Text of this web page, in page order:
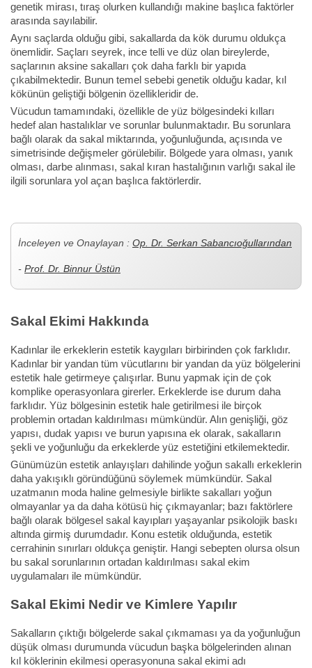
genetik mirası, tıraş olurken kullandığı makine başlıca faktörler
arasında sayılabilir.
Aynı saçlarda olduğu gibi, sakallarda da kök durumu oldukça
önemlidir. Saçları seyrek, ince telli ve düz olan bireylerde,
saçlarının aksine sakalları çok daha farklı bir yapıda
çıkabilmektedir. Bunun temel sebebi genetik olduğu kadar, kıl
kökünün geliştiği bölgenin özellikleridir de.
Vücudun tamamındaki, özellikle de yüz bölgesindeki kılları
hedef alan hastalıklar ve sorunlar bulunmaktadır. Bu sorunlara
bağlı olarak da sakal miktarında, yoğunluğunda, açısında ve
simetrisinde değişmeler görülebilir. Bölgede yara olması, yanık
olması, darbe alınması, sakal kıran hastalığının varlığı sakal ile
ilgili sorunlara yol açan başlıca faktörlerdir.
İnceleyen ve Onaylayan : Op. Dr. Serkan Sabancıoğullarından
- Prof. Dr. Binnur Üstün
Sakal Ekimi Hakkında
Kadınlar ile erkeklerin estetik kaygıları birbirinden çok farklıdır.
Kadınlar bir yandan tüm vücutlarını bir yandan da yüz bölgelerini
estetik hale getirmeye çalışırlar. Bunu yapmak için de çok
komplike operasyonlara girerler. Erkeklerde ise durum daha
farklıdır. Yüz bölgesinin estetik hale getirilmesi ile birçok
problemin ortadan kaldırılması mümkündür. Alın genişliği, göz
yapısı, dudak yapısı ve burun yapısına ek olarak, sakalların
şekli ve yoğunluğu da erkeklerde yüz estetiğini etkilemektedir.
Günümüzün estetik anlayışları dahilinde yoğun sakallı erkeklerin
daha yakışıklı göründüğünü söylemek mümkündür. Sakal
uzatmanın moda haline gelmesiyle birlikte sakalları yoğun
olmayanlar ya da daha kötüsü hiç çıkmayanlar; bazı faktörlere
bağlı olarak bölgesel sakal kayıpları yaşayanlar psikolojik baskı
altında girmiş durumdadır. Konu estetik olduğunda, estetik
cerrahinin sınırları oldukça geniştir. Hangi sebepten olursa olsun
bu sakal sorunlarının ortadan kaldırılması sakal ekim
uygulamaları ile mümkündür.
Sakal Ekimi Nedir ve Kimlere Yapılır
Sakalların çıktığı bölgelerde sakal çıkmaması ya da yoğunluğun
düşük olması durumunda vücudun başka bölgelerinden alınan
kıl köklerinin ekilmesi operasyonuna sakal ekimi adı